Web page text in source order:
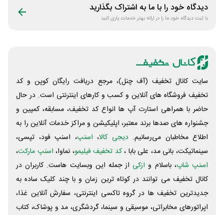
دیدگاه خود را با ما به اشتراک بگذارید
با ثبت دیدگاه خود ما را در ارائه بهتر خدمات یاری کنید
سایت کانال تخفیف (آف چنل)، مرجع دریافت رایگان کوپن و کد
تخفیف فروشگاه های آنلاین و کسب و‌ کارهای اینترنتی است. در حال
حاضر با همراهی استارت آپ ها انواع کد تخفیف، مسابقه، کمپین و
جشنواره های صدها برند معتبر، اپلیکیشن و مراکز خدمات آنلاین را به
اطلاع مخاطبان می‌رسانیم. دیجی کالا، اسنپ، اسنپ فود، تپسی،
سینماتیکت، بانی مد، علی‌ بابا ،کد تخفیف فیلیمو، نماوا، اسنپ مارکت،
اسنپ شاپ، باسلام و ازکی از جمله این وبسایت ‌هاست. کاربران در
کانال تخفیف می توانند در کوتاه ترین زمان و با چند کلیک ساده به
جدیدترین تخفیف ها در گروه تاکسی اینترنتی، سفارش آنلاین غذا،
اپراتورهای مخابراتی، موسیقی و سینما، گردشگری، مد و پوشاک، کتاب